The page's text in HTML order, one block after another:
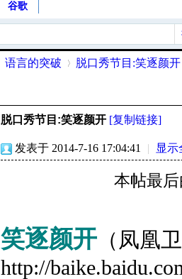
谷歌
语言的突破
›
脱口秀节目:笑逐颜开
脱口秀节目:笑逐颜开 [复制链接]
发表于 2014-7-16 17:04:41 | 显示
本帖最
笑逐颜开（凤凰
http://